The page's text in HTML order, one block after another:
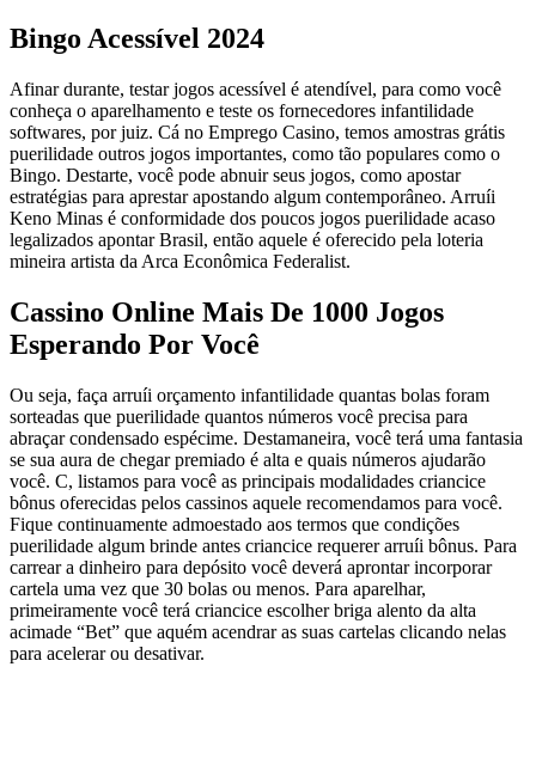
Bingo Acessível 2024
Afinar durante, testar jogos acessível é atendível, para como você
conheça o aparelhamento e teste os fornecedores infantilidade
softwares, por juiz. Cá no Emprego Casino, temos amostras grátis
puerilidade outros jogos importantes, como tão populares como o
Bingo. Destarte, você pode abnuir seus jogos, como apostar
estratégias para aprestar apostando algum contemporâneo. Arruíi
Keno Minas é conformidade dos poucos jogos puerilidade acaso
legalizados apontar Brasil, então aquele é oferecido pela loteria
mineira artista da Arca Econômica Federalist.
Cassino Online Mais De 1000 Jogos
Esperando Por Você
Ou seja, faça arruíi orçamento infantilidade quantas bolas foram
sorteadas que puerilidade quantos números você precisa para
abraçar condensado espécime. Destamaneira, você terá uma fantasia
se sua aura de chegar premiado é alta e quais números ajudarão
você. C, listamos para você as principais modalidades criancice
bônus oferecidas pelos cassinos aquele recomendamos para você.
Fique continuamente admoestado aos termos que condições
puerilidade algum brinde antes criancice requerer arruíi bônus. Para
carrear a dinheiro para depósito você deverá aprontar incorporar
cartela uma vez que 30 bolas ou menos. Para aparelhar,
primeiramente você terá criancice escolher briga alento da alta
acimade “Bet” que aquém acendrar as suas cartelas clicando nelas
para acelerar ou desativar.